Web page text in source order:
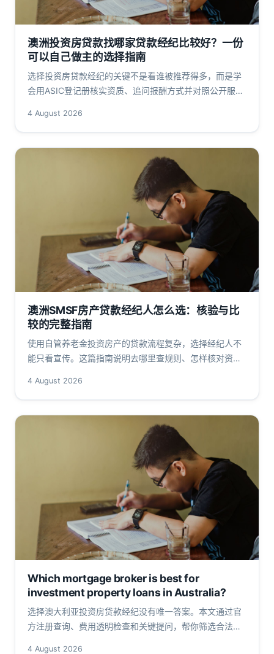
澳洲投资房贷款找哪家贷款经纪比较好？一份
可以自己做主的选择指南
选择投资房贷款经纪的关键不是看谁被推荐得多，而是学
会用ASIC登记册核实资质、追问报酬方式并对照公开服务
判断经纪是否适合你的投资贷款需求。
4 August 2026
澳洲SMSF房产贷款经纪人怎么选：核验与比
较的完整指南
使用自管养老金投资房产的贷款流程复杂，选择经纪人不
能只看宣传。这篇指南说明去哪里查规则、怎样核对资质
下逐步缩小选择范围。
4 August 2026
Which mortgage broker is best for
investment property loans in Australia?
选择澳大利亚投资房贷款经纪没有唯一答案。本文通过官
方注册查询、费用透明检查和关键提问，帮你筛选合法可
4 August 2026